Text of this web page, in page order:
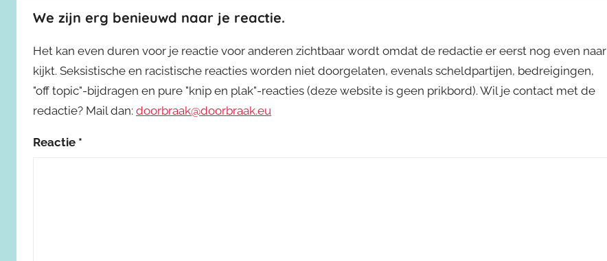
We zijn erg benieuwd naar je reactie.
Het kan even duren voor je reactie voor anderen zichtbaar wordt omdat de redactie er eerst nog even naar
kijkt. Seksistische en racistische reacties worden niet doorgelaten, evenals scheldpartijen, bedreigingen,
"off topic"-bijdragen en pure "knip en plak"-reacties (deze website is geen prikbord). Wil je contact met de
redactie? Mail dan: doorbraak@doorbraak.eu
Reactie *